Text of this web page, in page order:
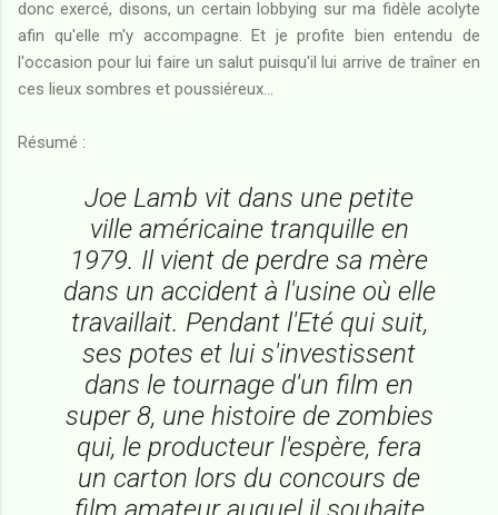
donc exercé, disons, un certain lobbying sur ma fidèle acolyte
afin qu'elle m'y accompagne. Et je profite bien entendu de
l'occasion pour lui faire un salut puisqu'il lui arrive de traîner en
ces lieux sombres et poussiéreux...
Résumé :
Joe Lamb vit dans une petite
ville américaine tranquille en
1979. Il vient de perdre sa mère
dans un accident à l'usine où elle
travaillait. Pendant l'Eté qui suit,
ses potes et lui s'investissent
dans le tournage d'un film en
super 8, une histoire de zombies
qui, le producteur l'espère, fera
un carton lors du concours de